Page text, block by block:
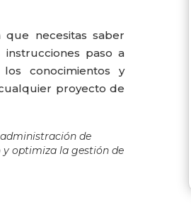
necesitas saber
paso a
conocimientos y
proyecto de
de
y optimiza la gestión de